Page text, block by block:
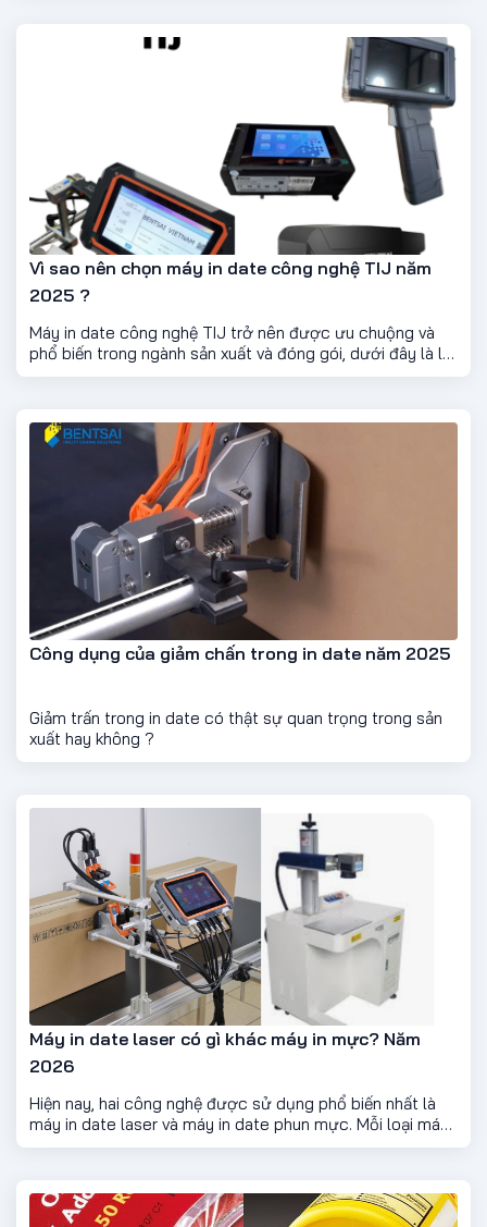
Vì sao nên chọn máy in date công nghệ TIJ năm
2025 ?
Máy in date công nghệ TIJ trở nên được ưu chuộng và
phổ biến trong ngành sản xuất và đóng gói, dưới đây là lý
do nó lại phổ biến đến vậy.
Công dụng của giảm chấn trong in date năm 2025
Giảm trấn trong in date có thật sự quan trọng trong sản
xuất hay không ?
Máy in date laser có gì khác máy in mực? Năm
2026
Hiện nay, hai công nghệ được sử dụng phổ biến nhất là
máy in date laser và máy in date phun mực. Mỗi loại máy
có nguyên lý hoạt động, ưu điểm và chi phí khác nhau.
sản xuất.